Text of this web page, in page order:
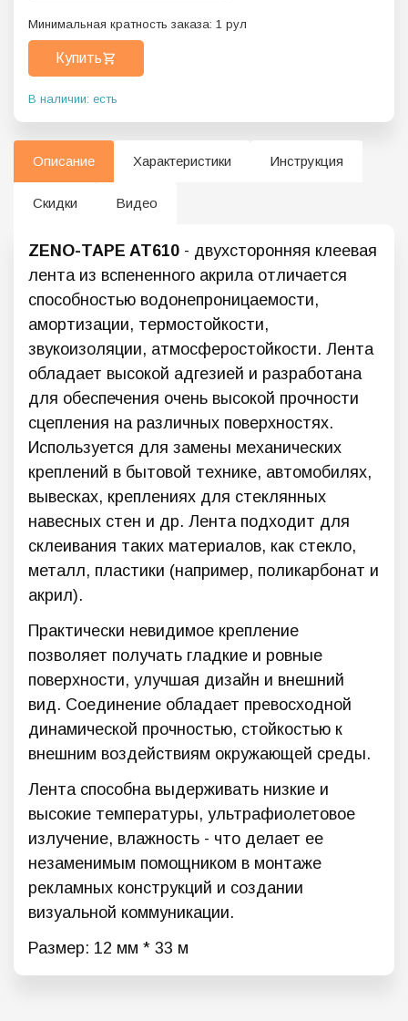
Минимальная кратность заказа: 1 рул
Купить
В наличии: есть
Описание Характеристики Инструкция
Скидки Видео
ZENO-TAPE AT610 - двухсторонняя клеевая
лента из вспененного акрила отличается
способностью водонепроницаемости,
амортизации, термостойкости,
звукоизоляции, атмосферостойкости. Лента
обладает высокой адгезией и разработана
для обеспечения очень высокой прочности
сцепления на различных поверхностях.
Используется для замены механических
креплений в бытовой технике, автомобилях,
вывесках, креплениях для стеклянных
навесных стен и др. Лента подходит для
склеивания таких материалов, как стекло,
металл, пластики (например, поликарбонат и
акрил).
Практически невидимое крепление
позволяет получать гладкие и ровные
поверхности, улучшая дизайн и внешний
вид. Соединение обладает превосходной
динамической прочностью, стойкостью к
внешним воздействиям окружающей среды.
Лента способна выдерживать низкие и
высокие температуры, ультрафиолетовое
излучение, влажность - что делает ее
незаменимым помощником в монтаже
рекламных конструкций и создании
визуальной коммуникации.
Размер: 12 мм * 33 м